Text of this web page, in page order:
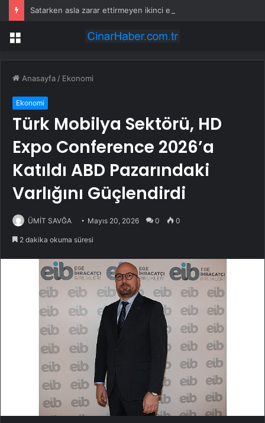
Satarken asla zarar ettirmeyen ikinci el araçlar
Menü
Anasayfa / Ekonomi
Ekonomi
Türk Mobilya Sektörü, HD
Expo Conference 2026’a
Katıldı ABD Pazarındaki
Varlığını Güçlendirdi
ÜMİT SAVĞA Mayıs 20, 2026 0 0
2 dakika okuma süresi